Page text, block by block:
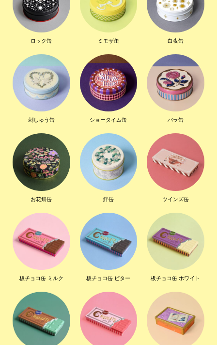
ロック缶 ミモザ缶 白夜缶
刺しゅう缶 ショータイム缶 バラ缶
お花畑缶 絆缶 ツインズ缶
板チョコ缶 ミルク 板チョコ缶 ビター 板チョコ缶 ホワイト